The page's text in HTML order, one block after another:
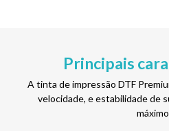
Principais
A tinta de impressão DTF
velocidade, e estabilidade de